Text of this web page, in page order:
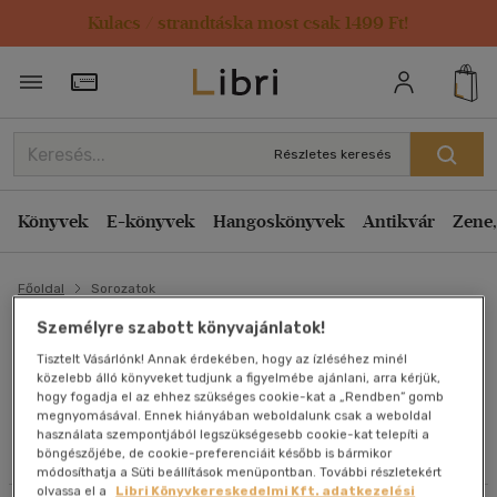
Kulacs / strandtáska most csak 1499 Ft!
Törzsvásárlói Kártya adatai
Részletes keresés
Könyvek E-könyvek Hangoskönyvek Antikvár
Főoldal Sorozatok
ALTERNATÍV GYÓGYMÓDOK
KÉZIKÖNYVE sorozat
Összes szűrő törlése
Szűrés
Összes
Életmód, egészség
Típus
Könyv
Nyelv szerint
Magyar(2)
Rendezés
Relevancia
Kiadás éve szerint növekvő
Ár szerint növekvő
Eladott darabszám szerint csökkenő
Eladott darabszám szerint növekvő
Cím szerint A-Z
Szerző szerint A-Z
Megjelenítés
Személyre szabott könyvajánlatok!
Tisztelt Vásárlónk! Annak érdekében, hogy az ízléséhez minél
közelebb álló könyveket tudjunk a figyelmébe ajánlani, arra kérjük,
hogy fogadja el az ehhez szükséges cookie-kat a „Rendben” gomb
megnyomásával. Ennek hiányában weboldalunk csak a weboldal
használata szempontjából legszükségesebb cookie-kat telepíti a
böngészőjébe, de cookie-preferenciáit később is bármikor
módosíthatja a Süti beállítások menüpontban. További részletekért
olvassa el a
Libri Könyvkereskedelmi Kft. adatkezelési